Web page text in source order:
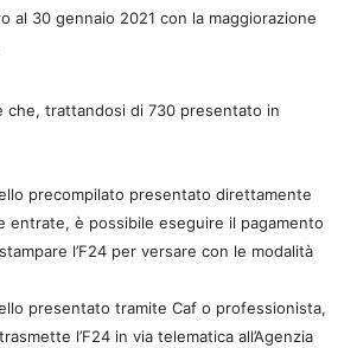
al 30 gennaio 2021 con la maggiorazione
che, trattandosi di 730 presentato in
precompilato presentato direttamente
entrate, è possibile eseguire il pagamento
l’F24 per versare con le modalità
presentato tramite Caf o professionista,
l’F24 in via telematica all’Agenzia